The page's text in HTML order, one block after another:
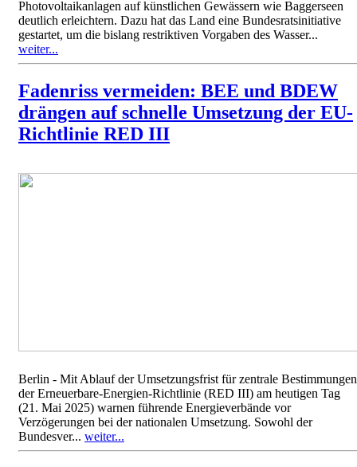
Photovoltaikanlagen auf künstlichen Gewässern wie Baggerseen
deutlich erleichtern. Dazu hat das Land eine Bundesratsinitiative
gestartet, um die bislang restriktiven Vorgaben des Wasser...
weiter...
Fadenriss vermeiden: BEE und BDEW
drängen auf schnelle Umsetzung der EU-
Richtlinie RED III
Berlin - Mit Ablauf der Umsetzungsfrist für zentrale Bestimmungen
der Erneuerbare-Energien-Richtlinie (RED III) am heutigen Tag
(21. Mai 2025) warnen führende Energieverbände vor
Verzögerungen bei der nationalen Umsetzung. Sowohl der
Bundesver... weiter...